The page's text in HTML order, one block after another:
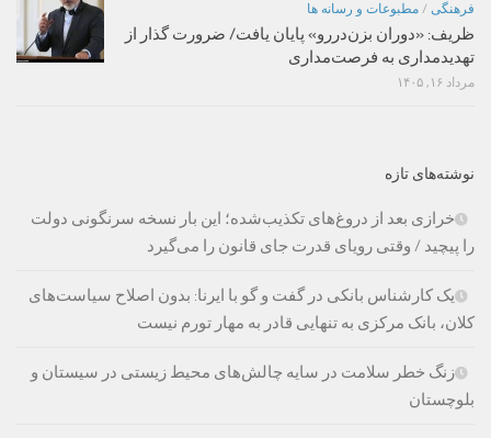
فرهنگی / مطبوعات و رسانه ها
ظریف: «دوران بزن‌دررو» پایان یافت/ ضرورت گذار از
تهدیدمداری به فرصت‌مداری
مرداد ۱۶, ۱۴۰۵
نوشته‌های تازه
خرازی بعد از دروغ‌های تکذیب‌شده؛ این بار نسخه سرنگونی دولت
را پیچید / وقتی رویای قدرت جای قانون را می‌گیرد
یک کارشناس بانکی در گفت و گو با ایرنا: بدون اصلاح سیاست‌های
کلان، بانک مرکزی به تنهایی قادر به مهار تورم نیست
زنگ خطر سلامت در سایه چالش‌های محیط زیستی در سیستان و
بلوچستان